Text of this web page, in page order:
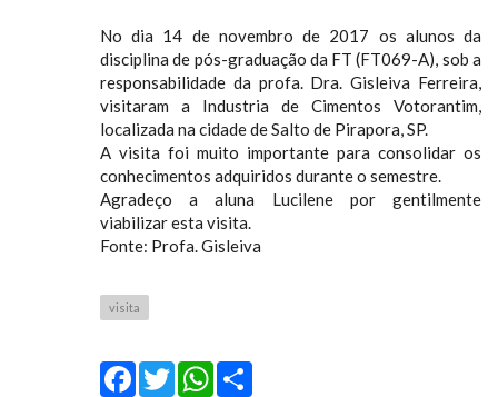
No dia 14 de novembro de 2017 os alunos da
disciplina de pós-graduação da FT (FT069-A), sob a
responsabilidade da profa. Dra. Gisleiva Ferreira,
visitaram a Industria de Cimentos Votorantim,
localizada na cidade de Salto de Pirapora, SP.
A visita foi muito importante para consolidar os
conhecimentos adquiridos durante o semestre.
Agradeço a aluna Lucilene por gentilmente
viabilizar esta visita.
Fonte: Profa. Gisleiva
visita
Facebook
Twitter
WhatsApp